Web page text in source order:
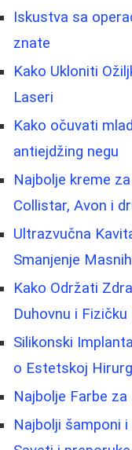
Iskustva sa
znate
Kako Ukloniti
Laseri
Kako očuvati
antiejdžing negu
Najbolje kreme
Collistar, Avon i
Ultrazvučna
Smanjenje
Kako Održati
Duhovnu i
Silikonski
o Estetskoj
Najbolje Farbe
Najbolji šamponi